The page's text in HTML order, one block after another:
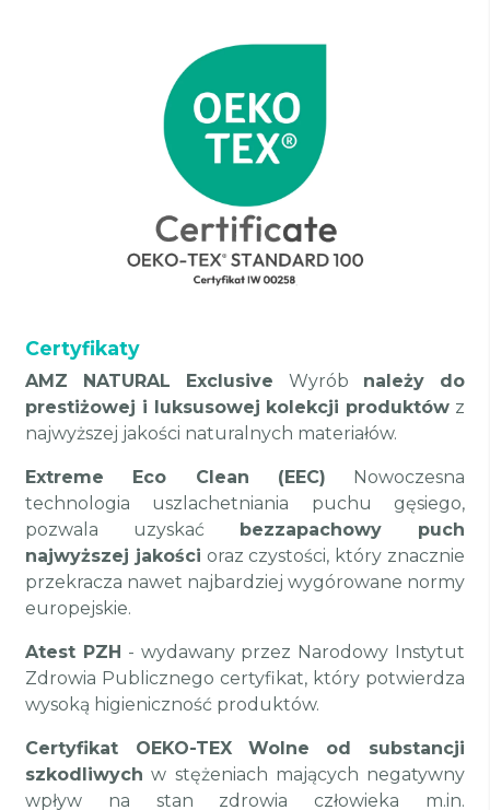
Certyfikaty
AMZ NATURAL Exclusive Wyrób należy do
prestiżowej i luksusowej kolekcji produktów z
najwyższej jakości naturalnych materiałów.
Extreme Eco Clean (EEC) Nowoczesna
technologia uszlachetniania puchu gęsiego,
pozwala uzyskać
bezzapachowy puch
najwyższej jakości oraz czystości, który znacznie
przekracza nawet najbardziej wygórowane normy
europejskie.
Atest PZH - wydawany przez Narodowy Instytut
Zdrowia Publicznego certyfikat, który potwierdza
wysoką higieniczność produktów.
Certyfikat OEKO-TEX
Wolne od substancji
szkodliwych w stężeniach mających negatywny
wpływ na stan zdrowia człowieka m.in.